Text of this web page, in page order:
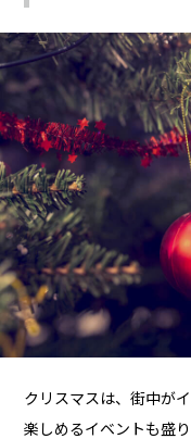
クリスマスは、街中が
楽しめるイベントも盛